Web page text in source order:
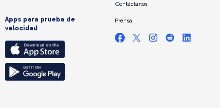
Apps para prueba de
velocidad
Contáctanos
Prensa